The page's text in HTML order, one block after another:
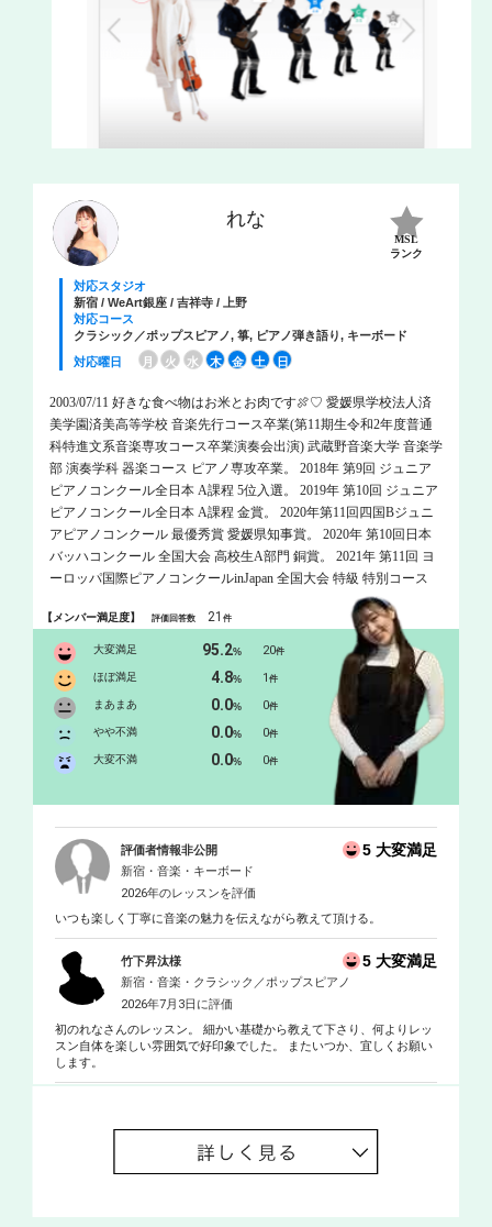
れな
MSL
ランク
対応スタジオ
新宿 / WeArt銀座 / 吉祥寺 / 上野
対応コース
クラシック／ポップスピアノ, 箏, ピアノ弾き語り, キーボード
対応曜日
月 火 水 木 金 土 日
2003/07/11 好きな食べ物はお米とお肉です🍖♡ 愛媛県学校法人済
美学園済美高等学校 音楽先行コース卒業(第11期生令和2年度普通
科特進文系音楽専攻コース卒業演奏会出演) 武蔵野音楽大学 音楽学
部 演奏学科 器楽コース ピアノ専攻卒業。 2018年 第9回 ジュニア
ピアノコンクール全日本 A課程 5位入選。 2019年 第10回 ジュニア
ピアノコンクール全日本 A課程 金賞。 2020年第11回四国Bジュニ
アピアノコンクール 最優秀賞 愛媛県知事賞。 2020年 第10回日本
バッハコンクール 全国大会 高校生A部門 銅賞。 2021年 第11回 ヨ
ーロッパ国際ピアノコンクールinJapan 全国大会 特級 特別コース
高校生の部 銅賞 (金賞該当者なし)。 2023年度 武蔵野音楽大学 器
楽コース ピアノ専攻 選抜学生コンサート 出演。 2024年度 武蔵野
音楽大学 器楽コース ピアノ専攻 選抜学生コンサート 出演。 これ
までにピアノを松前あすか、井上祐子、出角知子、松本和将、服
部 真紀子、ケマル・ゲキチ、ミーシャ・ダチッチ、ヴィレム・ブ
ロンズ、ヘンリ・シーグフリードソン、今川映美子、チェンバロ
を西山まりえの各氏に師事。 中学高等学校専修免許（音楽）取
得。
【メンバー満足度】評価回答数 21件
大変満足 95.2% 20件
ほぼ満足 4.8% 1件
まあまあ 0.0% 0件
やや不満 0.0% 0件
大変不満 0.0% 0件
評価者情報非公開 5 大変満足
新宿・音楽・キーボード
2026年のレッスンを評価
いつも楽しく丁寧に音楽の魅力を伝えながら教えて頂ける。
竹下昇汰様 5 大変満足
新宿・音楽・クラシック／ポップスピアノ
2026年7月3日に評価
初のれなさんのレッスン。 細かい基礎から教えて下さり、何よりレッ
スン自体を楽しい雰囲気で好印象でした。 またいつか、宜しくお願い
します。